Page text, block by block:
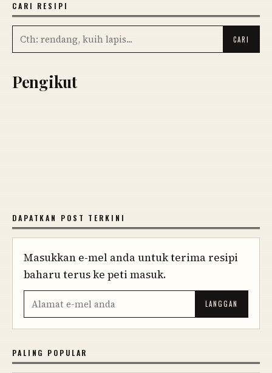
CARI RESIPI
Pengikut
DAPATKAN POST TERKINI
Masukkan e-mel anda untuk terima resipi
baharu terus ke peti masuk.
PALING POPULAR